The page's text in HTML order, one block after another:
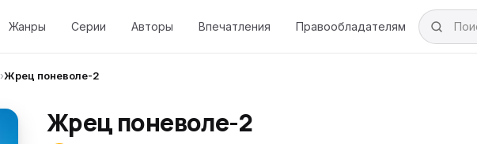
Жанры Серии Авторы Впечатления Правообладателям
›Жрец поневоле-2
Жрец поневоле-2